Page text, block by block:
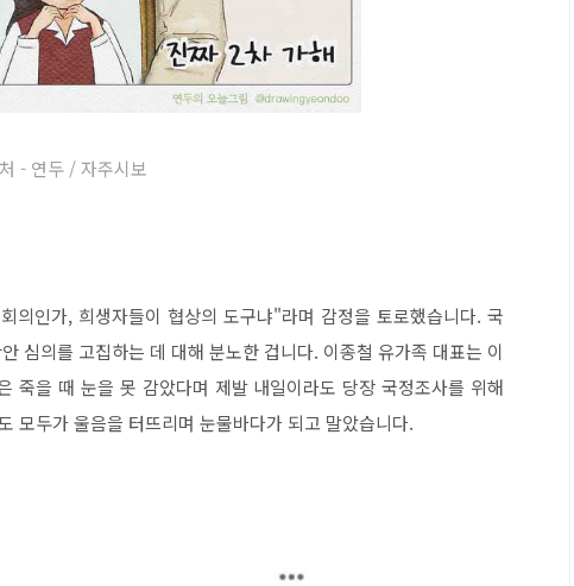
- 연두 / 자주시보
의인가, 희생자들이 협상의 도구냐"라며 감정을 토로했습니다. 국
심의를 고집하는 데 대해 분노한 겁니다. 이종철 유가족 대표는 이
죽을 때 눈을 못 감았다며 제발 내일이라도 당장 국정조사를 위해
모두가 울음을 터뜨리며 눈물바다가 되고 말았습니다.